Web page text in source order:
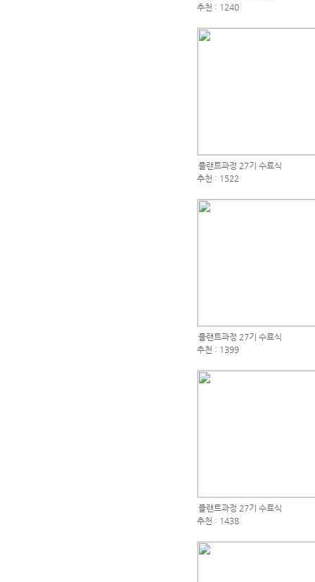
추천 : 1240
플랜트과정 27기 수료식
추천 : 1522
플랜트과정 27기 수료식
추천 : 1399
플랜트과정 27기 수료식
추천 : 1438